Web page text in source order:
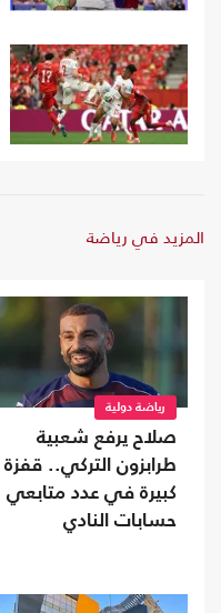
المزيد في رياضة
رياضة دولية
صلاح يرفع شعبية
طرابزون التركي.. قفزة
كبيرة في عدد متابعي
حسابات النادي